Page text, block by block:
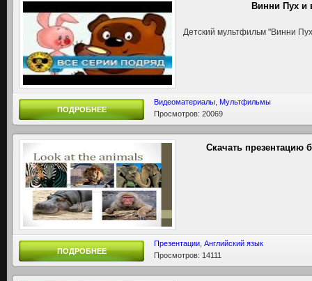
Винни Пух и
Детский мультфильм "Винни
ПОДРОБНЕЕ
Видеоматериалы Мультфильмы
Просмотров: 20069
Скачать презентацию
ПОДРОБНЕЕ
Презентации Английский язык
Просмотров: 14111